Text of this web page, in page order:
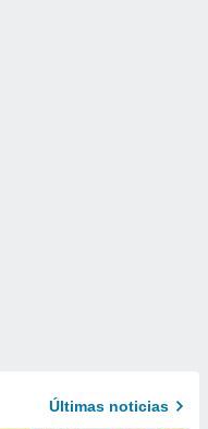
Últimas noticias